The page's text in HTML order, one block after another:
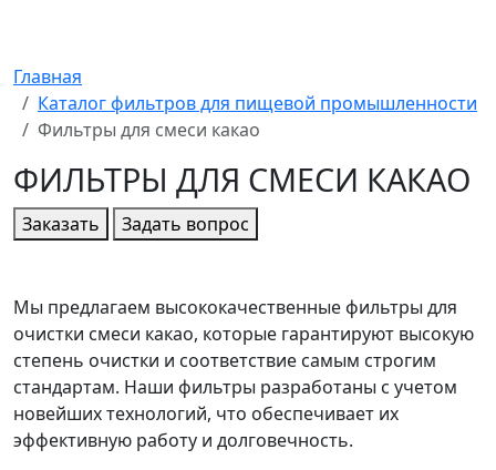
Главная
Каталог фильтров для пищевой промышленности
Фильтры для смеси какао
ФИЛЬТРЫ ДЛЯ СМЕСИ КАКАО
Заказать Задать вопрос
Мы предлагаем высококачественные фильтры для
очистки смеси какао, которые гарантируют высокую
степень очистки и соответствие самым строгим
стандартам. Наши фильтры разработаны с учетом
новейших технологий, что обеспечивает их
эффективную работу и долговечность.